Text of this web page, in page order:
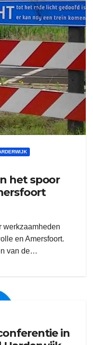
het spoor
werkzaamheden
en Amersfoort.
van de…
in